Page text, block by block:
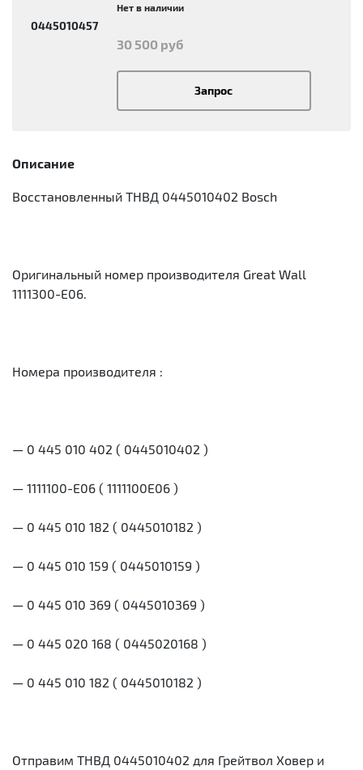
0445010457
Нет в наличии
30 500 руб
Запрос
Описание
Восстановленный ТНВД 0445010402 Bosch
Оригинальный номер производителя Great Wall
1111300-E06.
Номера производителя :
— 0 445 010 402 ( 0445010402 )
— 1111100-Е06 ( 1111100Е06 )
— 0 445 010 182 ( 0445010182 )
— 0 445 010 159 ( 0445010159 )
— 0 445 010 369 ( 0445010369 )
— 0 445 020 168 ( 0445020168 )
— 0 445 010 182 ( 0445010182 )
Отправим ТНВД 0445010402 для Грейтвол Ховер и